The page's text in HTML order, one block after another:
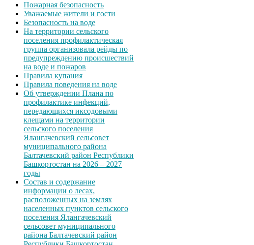
Пожарная безопасность
Уважаемые жители и гости
Безопасность на воде
На территории сельского
поселения профилактическая
группа организовала рейды по
предупреждению происшествий
на воде и пожаров
Правила купания
Правила поведения на воде
Об утверждении Плана по
профилактике инфекций,
передающихся иксодовыми
клещами на территории
сельского поселения
Ялангачевский сельсовет
муниципального района
Балтачевский район Республики
Башкортостан на 2026 – 2027
годы
Состав и содержание
информации о лесах,
расположенных на землях
населенных пунктов сельского
поселения Ялангачевский
сельсовет муниципального
района Балтачевский район